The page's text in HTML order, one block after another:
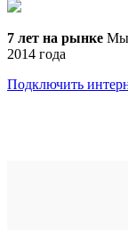
7 лет на рынке Мы
2014 года
Подключить